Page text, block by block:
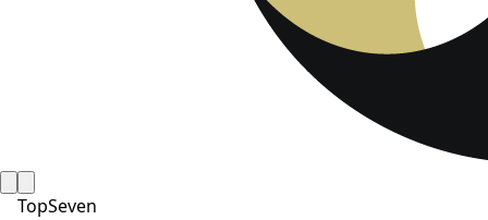
TopSeven